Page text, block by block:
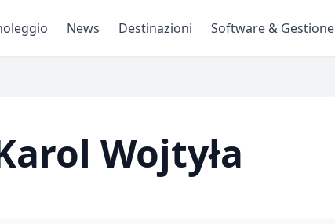
News Destinazioni Software & Gestione
Wojtyła